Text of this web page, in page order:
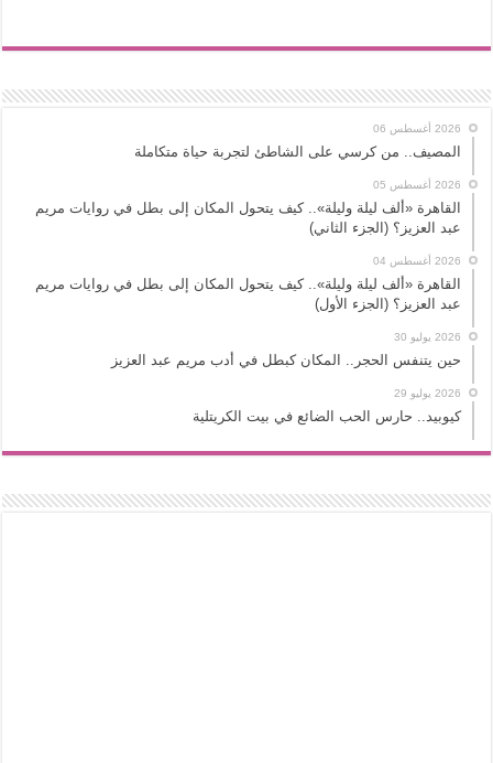
2026 أغسطس 06
المصيف.. من كرسي على الشاطئ لتجربة حياة متكاملة
2026 أغسطس 05
القاهرة «ألف ليلة وليلة».. كيف يتحول المكان إلى بطل في روايات مريم
عبد العزيز؟ (الجزء الثاني)
2026 أغسطس 04
القاهرة «ألف ليلة وليلة».. كيف يتحول المكان إلى بطل في روايات مريم
عبد العزيز؟ (الجزء الأول)
2026 يوليو 30
حين يتنفس الحجر.. المكان كبطل في أدب مريم عبد العزيز
2026 يوليو 29
كيوبيد.. حارس الحب الضائع في بيت الكريتلية